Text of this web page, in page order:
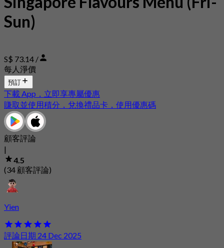
Sun)
S$ 73.14 /
每人淨價
預訂
下載 App，立即享專屬優惠
賺取並使用積分，兌換禮品卡，使用優惠碼
顧客評論
|
4.5
(34 顧客評論)
Yien
評論日期 24 Dec 2025